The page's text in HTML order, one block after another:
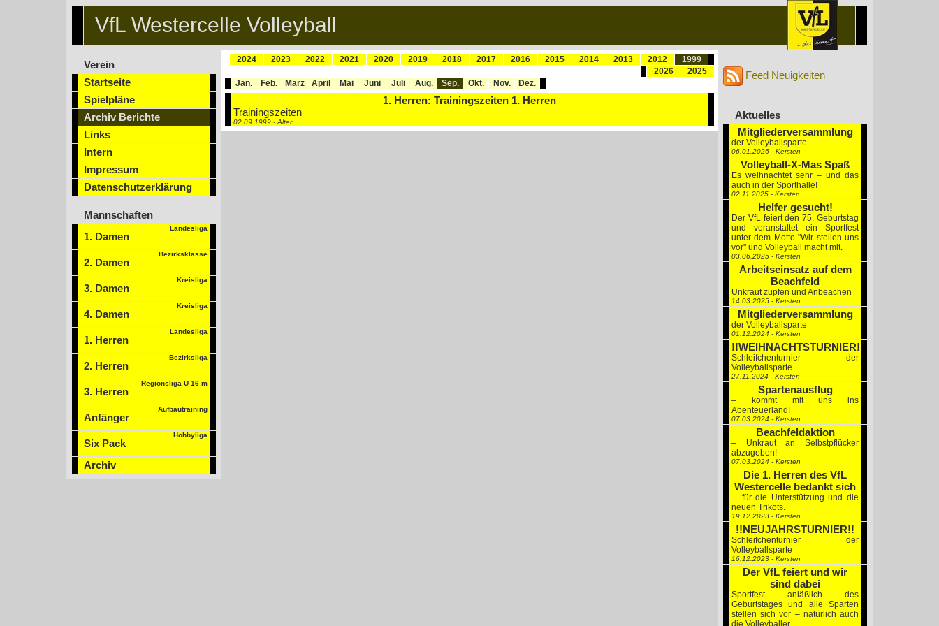
VfL Westercelle Volleyball
Verein
Startseite
Spielpläne
Archiv Berichte
Links
Intern
Impressum
Datenschutzerklärung
Mannschaften
Landesliga
1. Damen
Bezirksklasse
2. Damen
Kreisliga
3. Damen
Kreisliga
4. Damen
Landesliga
1. Herren
Bezirksliga
2. Herren
Regionsliga U 16 m
3. Herren
Aufbautraining
Anfänger
Hobbyliga
Six Pack
Archiv
1999
2012
2013
2014
2015
2016
2017
2018
2019
2020
2021
2022
2023
2024
2025
2026
Jan.
Feb. März April Mai Juni Juli Aug. Sep. Okt. Nov. Dez.
1. Herren: Trainingszeiten 1. Herren
Trainingszeiten
02.09.1999 - Alter
Feed Neuigkeiten
Aktuelles
Mitgliederversammlung
der Volleyballsparte
06.01.2026 - Kersten
Volleyball-X-Mas Spaß
Es weihnachtet sehr – und das
auch in der Sporthalle!
02.11.2025 - Kersten
Helfer gesucht!
Der VfL feiert den 75. Geburtstag
und veranstaltet ein Sportfest
unter dem Motto "Wir stellen uns
vor" und Volleyball macht mit.
03.06.2025 - Kersten
Arbeitseinsatz auf dem
Beachfeld
Unkraut zupfen und Anbeachen
14.03.2025 - Kersten
Mitgliederversammlung
der Volleyballsparte
01.12.2024 - Kersten
!!WEIHNACHTSTURNIER!!
Schleifchenturnier der
Volleyballsparte
27.11.2024 - Kersten
Spartenausflug
– kommt mit uns ins
Abenteuerland!
07.03.2024 - Kersten
Beachfeldaktion
– Unkraut an Selbstpflücker
abzugeben!
07.03.2024 - Kersten
Die 1. Herren des VfL
Westercelle bedankt sich
... für die Unterstützung und die
neuen Trikots.
19.12.2023 - Kersten
!!NEUJAHRSTURNIER!!
Schleifchenturnier der
Volleyballsparte
16.12.2023 - Kersten
Der VfL feiert und wir
sind dabei
Sportfest anläßlich des
Geburtstages und alle Sparten
stellen sich vor – natürlich auch
die Volleyballer